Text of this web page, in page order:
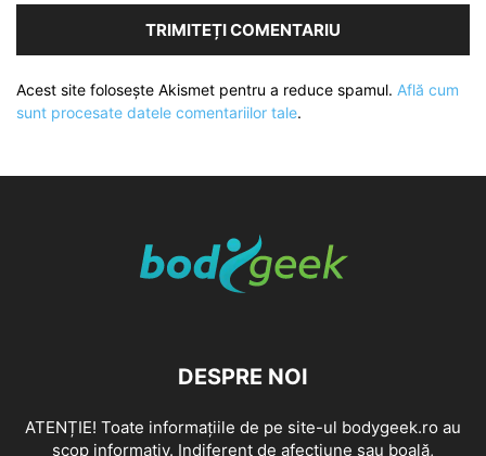
Acest site folosește Akismet pentru a reduce spamul. Află cum
sunt procesate datele comentariilor tale.
DESPRE NOI
ATENȚIE! Toate informațiile de pe site-ul bodygeek.ro au
scop informativ. Indiferent de afecțiune sau boală,